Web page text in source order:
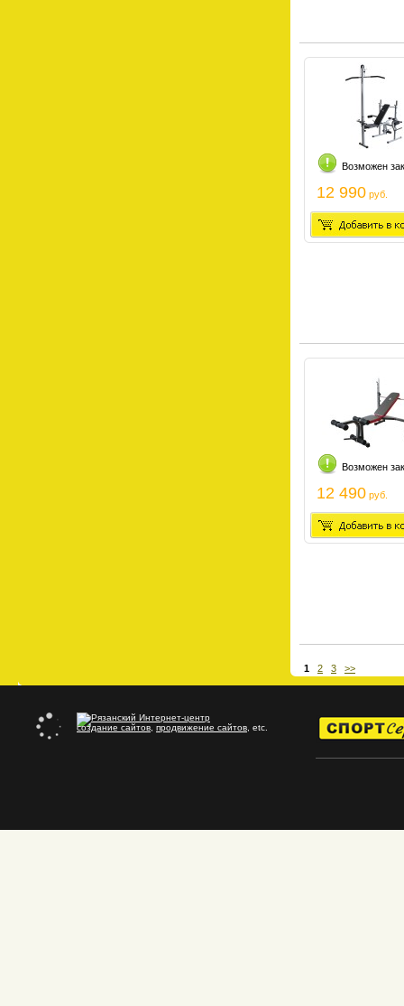
Возможен
12 990 руб.
Возможен
12 490 руб.
1 2 3 >>
создание сайтов продвижение сайтов , etc.